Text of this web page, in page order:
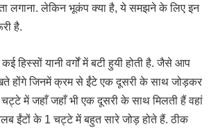
लगाना. लेकिन भूकंप क्या है, ये समझने के लिए इन
है.
हिस्सों यानी वर्गों में बटी हुयी होती है. जैसे आप
होंगे जिनमें क्रम से ईंटे एक दूसरी के साथ जोड़कर
में जहाँ जहाँ भी एक दूसरी के साथ मिलती हैं वहां
ईंटों के 1 चट्टे में बहुत सारे जोड़ होते हैं. ठीक